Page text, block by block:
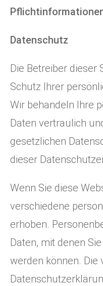
Datenschutz
Die Betreiber dieser
Schutz Ihrer
Wir behandeln Ihre
Daten vertraulich
gesetzlichen
dieser
Wenn Sie diese
verschiedene
erhoben.
Daten, mit denen
werden können. Die